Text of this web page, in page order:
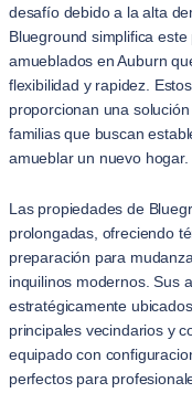
desafío debido a la alta
Blueground simplifica
amueblados en Auburn
flexibilidad y rapidez.
proporcionan una
familias que buscan
amueblar un nuevo hogar.
Las propiedades de
prolongadas, ofreciendo
preparación para
inquilinos modernos. Sus
estratégicamente
principales vecindarios y
equipado con
perfectos para